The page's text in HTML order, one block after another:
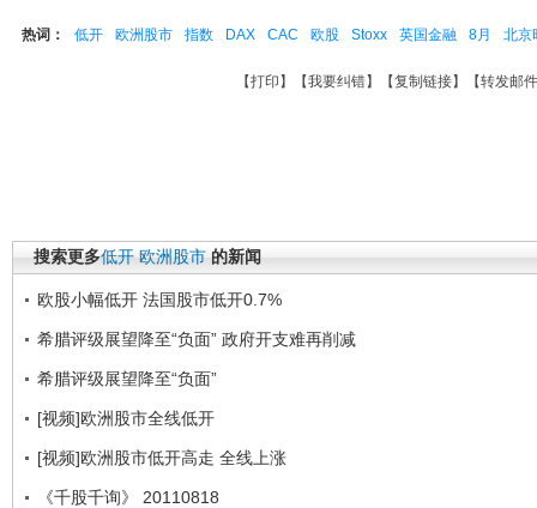
热词： 低开 欧洲股市 指数 DAX CAC 欧股 Stoxx 英国金融 8月 北京
【打印 】【我要纠错】【复制链接】【转发邮件
搜索更多低开 欧洲股市 的新闻
欧股小幅低开 法国股市低开0.7%
希腊评级展望降至“负面” 政府开支难再削减
希腊评级展望降至“负面”
[视频]欧洲股市全线低开
[视频]欧洲股市低开高走 全线上涨
《千股千询》 20110818